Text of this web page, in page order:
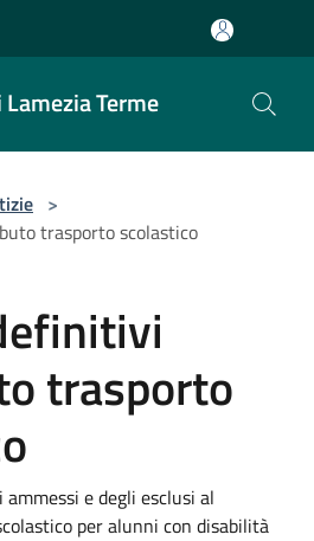
Terme
>
trasporto scolastico
trasporto
e degli esclusi al
per alunni con disabilità